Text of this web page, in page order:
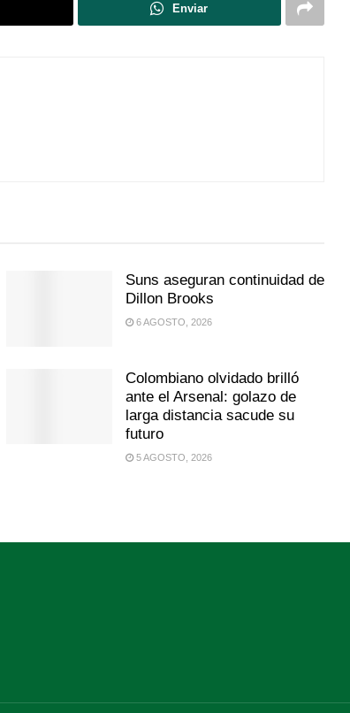
Enviar
Suns aseguran continuidad de
Dillon Brooks
6 AGOSTO, 2026
Colombiano olvidado brilló
ante el Arsenal: golazo de
larga distancia sacude su
futuro
5 AGOSTO, 2026